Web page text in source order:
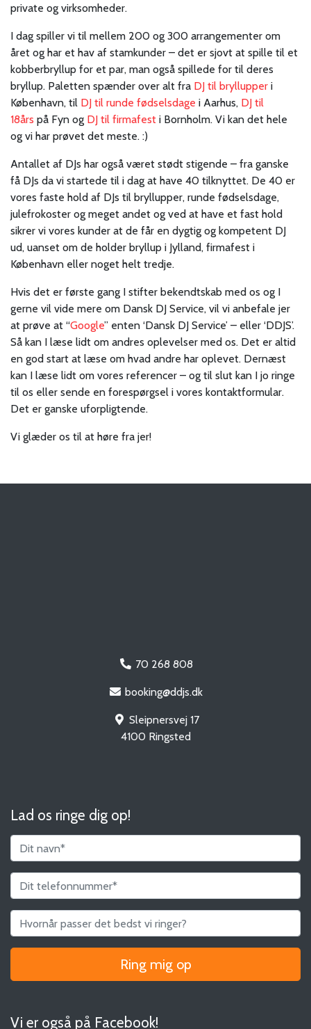
private og virksomheder.
I dag spiller vi til mellem 200 og 300 arrangementer om
året og har et hav af stamkunder – det er sjovt at spille til et
kobberbryllup for et par, man også spillede for til deres
bryllup. Paletten spænder over alt fra DJ til bryllupper i
København, til DJ til runde fødselsdage i Aarhus, DJ til
18års på Fyn og DJ til firmafest i Bornholm. Vi kan det hele
og vi har prøvet det meste. :)
Antallet af DJs har også været stødt stigende – fra ganske
få DJs da vi startede til i dag at have 40 tilknyttet. De 40 er
vores faste hold af DJs til bryllupper, runde fødselsdage,
julefrokoster og meget andet og ved at have et fast hold
sikrer vi vores kunder at de får en dygtig og kompetent DJ
ud, uanset om de holder bryllup i Jylland, firmafest i
København eller noget helt tredje.
Hvis det er første gang I stifter bekendtskab med os og I
gerne vil vide mere om Dansk DJ Service, vil vi anbefale jer
at prøve at “Google” enten ‘Dansk DJ Service’ – eller ‘DDJS’.
Så kan I læse lidt om andres oplevelser med os. Det er altid
en god start at læse om hvad andre har oplevet. Dernæst
kan I læse lidt om vores referencer – og til slut kan I jo ringe
til os eller sende en forespørgsel i vores kontaktformular.
Det er ganske uforpligtende.
Vi glæder os til at høre fra jer!
70 268 808
booking@ddjs.dk
Sleipnersvej 17
4100 Ringsted
Lad os ringe dig op!
Vi er også på Facebook!